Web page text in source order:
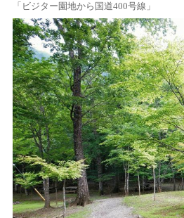
「ビジター園地から国道400号線」